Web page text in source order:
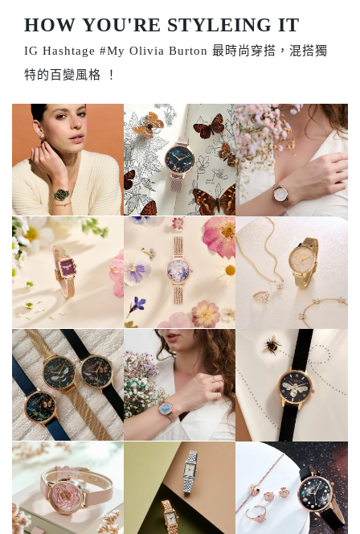
HOW YOU'RE STYLEING IT
IG Hashtage #My Olivia Burton 最時尚穿搭，混搭獨
特的百變風格 ！